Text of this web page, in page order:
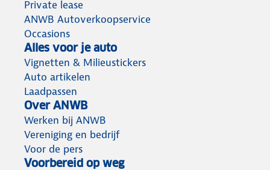
Private lease
ANWB Autoverkoopservice
Occasions
Alles voor je auto
Vignetten & Milieustickers
Auto artikelen
Laadpassen
Over ANWB
Werken bij ANWB
Vereniging en bedrijf
Voor de pers
Voorbereid op weg